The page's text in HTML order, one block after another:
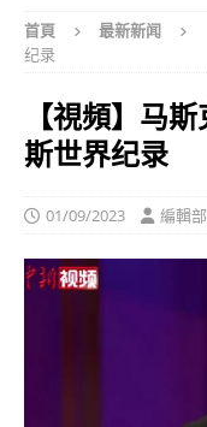
首頁 最新新闻
纪录
【視頻】马
斯世界纪录
01/09/2023 編輯